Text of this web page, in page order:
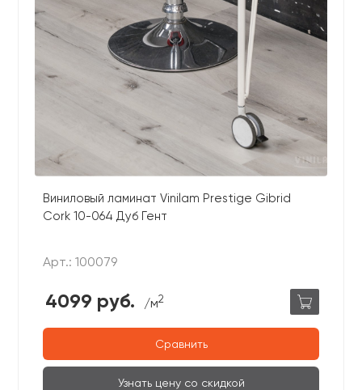
Виниловый ламинат Vinilam Prestige Gibrid
Cork 10-064 Дуб Гент
Арт.: 100079
4099 руб. /м2
Сравнить
Узнать цену со скидкой